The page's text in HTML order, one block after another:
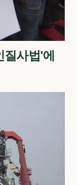
질사법'에